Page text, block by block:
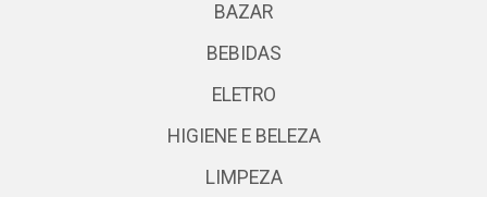
BAZAR
BEBIDAS
ELETRO
HIGIENE E BELEZA
LIMPEZA